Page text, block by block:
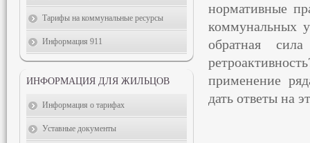
нормативные
коммунальных
обратная
применение
дать ответы на
Тарифы на коммунальные ресурсы
Информация 911
ИНФОРМАЦИЯ ДЛЯ ЖИЛЬЦОВ
Информация о тарифах
Уставные документы